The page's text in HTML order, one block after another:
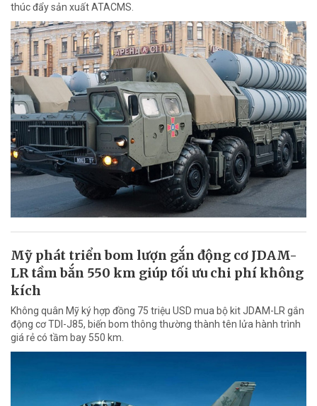
thúc đẩy sản xuất ATACMS.
Mỹ phát triển bom lượn gắn động cơ JDAM-
LR tầm bắn 550 km giúp tối ưu chi phí không
kích
Không quân Mỹ ký hợp đồng 75 triệu USD mua bộ kit JDAM-LR gắn
động cơ TDI-J85, biến bom thông thường thành tên lửa hành trình
giá rẻ có tầm bay 550 km.